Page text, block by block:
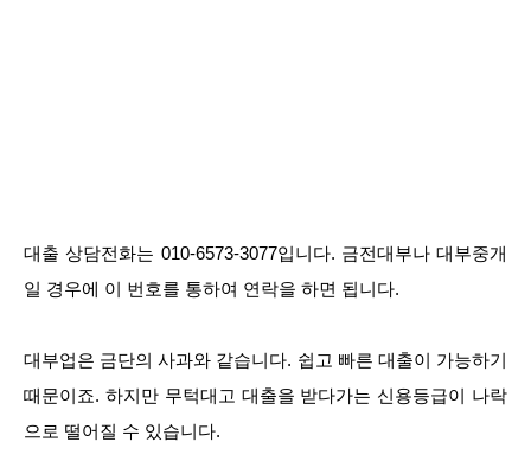
대출 상담전화는 010-6573-3077입니다. 금전대부나 대부중개
일 경우에 이 번호를 통하여 연락을 하면 됩니다.
대부업은 금단의 사과와 같습니다. 쉽고 빠른 대출이 가능하기
때문이죠. 하지만 무턱대고 대출을 받다가는 신용등급이 나락
으로 떨어질 수 있습니다.